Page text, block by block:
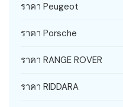
ราคา Peugeot
ราคา Porsche
ราคา RANGE ROVER
ราคา RIDDARA